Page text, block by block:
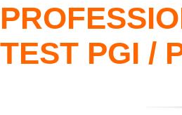
TEST PGI /